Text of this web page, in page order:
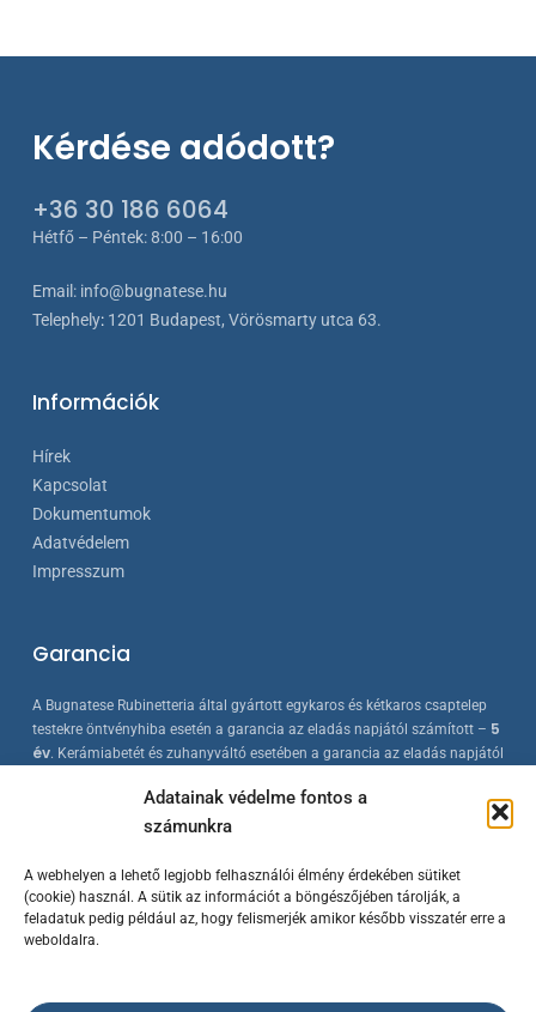
Adatainak védelme fontos a
számunkra
A webhelyen a lehető legjobb felhasználói élmény érdekében sütiket
(cookie) használ. A sütik az információt a böngészőjében tárolják, a
feladatuk pedig például az, hogy felismerjék amikor később visszatér erre a
weboldalra.
Kérdése adódott?
+36 30 186 6064
Hétfő – Péntek: 8:00 – 16:00
Email: info@bugnatese.hu
Telephely: 1201 Budapest, Vörösmarty utca 63.
Információk
Hírek
Kapcsolat
Dokumentumok
Adatvédelem
Impresszum
Garancia
A Bugnatese Rubinetteria által gyártott egykaros és kétkaros csaptelep
testekre öntvényhiba esetén a garancia az eladás napjától számított – 5
év. Kerámiabetét és zuhanyváltó esetében a garancia az eladás napjától
szabványokkal összhangban készülnek, folyamatos minőség-ellenőrzés